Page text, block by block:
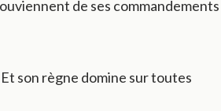
de ses commandements
son règne domine sur toutes